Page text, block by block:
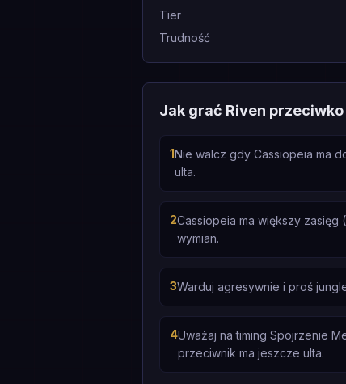
Tier
Trudność
Jak grać Riven
1Nie walcz gdy Cassiopeia ma
ulta.
2Cassiopeia ma większy zasięg
wymian.
3Warduj agresywnie i proś
4Uważaj na timing Spojrzenie
przeciwnik ma jeszcze ulta.